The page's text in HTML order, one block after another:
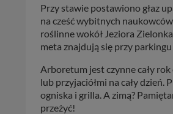
Przy stawie postawiono głaz
na cześć wybitnych
roślinne wokół Jeziora
meta znajdują się przy
Arboretum jest czynne cały
lub przyjaciółmi na cały dzień.
ogniska i grilla. A zimą?
przeżyć!